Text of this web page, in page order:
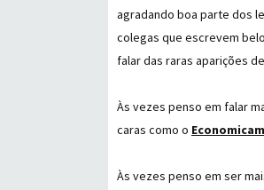
agradando boa parte dos
colegas que escrevem
falar das raras aparições
Às vezes penso em falar
caras como o
Às vezes penso em ser